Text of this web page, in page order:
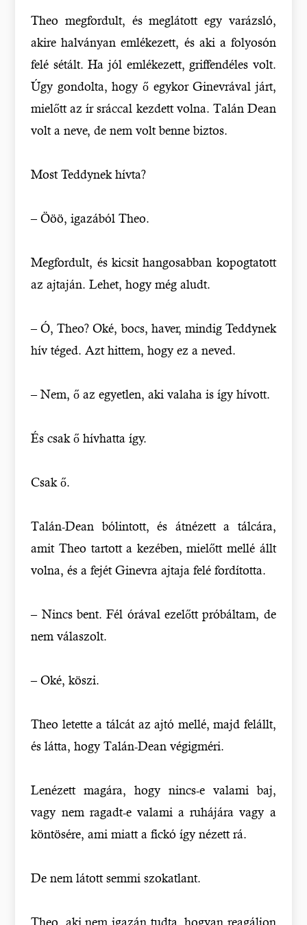
Theo megfordult, és meglátott egy varázsló,
akire halványan emlékezett, és aki a folyosón
felé sétált. Ha jól emlékezett, griffendéles volt.
Úgy gondolta, hogy ő egykor Ginevrával járt,
mielőtt az ír sráccal kezdett volna. Talán Dean
volt a neve, de nem volt benne biztos.
Most Teddynek hívta?
– Ööö, igazából Theo.
Megfordult, és kicsit hangosabban kopogtatott
az ajtaján. Lehet, hogy még aludt.
– Ó, Theo? Oké, bocs, haver, mindig Teddynek
hív téged. Azt hittem, hogy ez a neved.
– Nem, ő az egyetlen, aki valaha is így hívott.
És csak ő hívhatta így.
Csak ő.
Talán-Dean bólintott, és átnézett a tálcára,
amit Theo tartott a kezében, mielőtt mellé állt
volna, és a fejét Ginevra ajtaja felé fordította.
– Nincs bent. Fél órával ezelőtt próbáltam, de
nem válaszolt.
– Oké, köszi.
Theo letette a tálcát az ajtó mellé, majd felállt,
és látta, hogy Talán-Dean végigméri.
Lenézett magára, hogy nincs-e valami baj,
vagy nem ragadt-e valami a ruhájára vagy a
köntösére, ami miatt a fickó így nézett rá.
De nem látott semmi szokatlant.
Theo, aki nem igazán tudta, hogyan reagáljon